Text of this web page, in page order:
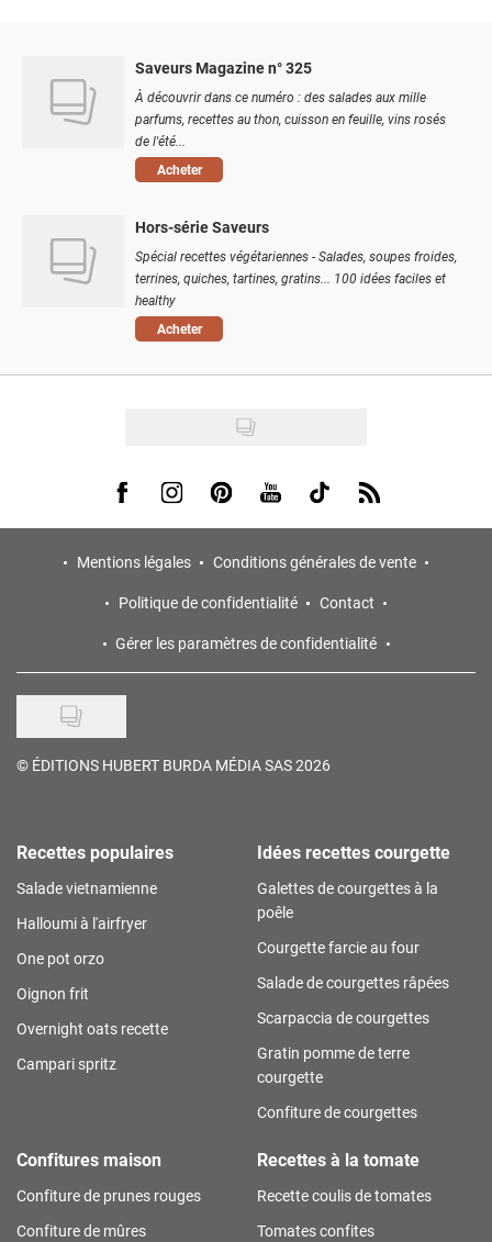
Saveurs Magazine n° 325
À découvrir dans ce numéro : des salades aux mille
parfums, recettes au thon, cuisson en feuille, vins rosés
de l'été...
Acheter
Hors-série Saveurs
Spécial recettes végétariennes - Salades, soupes froides,
terrines, quiches, tartines, gratins... 100 idées faciles et
healthy
Acheter
Visit us on Facebook
Visit us on Instagram
Visit us on Pinterest
Visit us on Youtube
Visit us on Tiktok
Visit us on Rss
Mentions légales
Conditions générales de vente
Politique de confidentialité
Contact
Gérer les paramètres de confidentialité
© ÉDITIONS HUBERT BURDA MÉDIA SAS 2026
Recettes populaires
Salade vietnamienne
Halloumi à l'airfryer
One pot orzo
Oignon frit
Overnight oats recette
Campari spritz
Idées recettes courgette
Galettes de courgettes à la
poêle
Courgette farcie au four
Salade de courgettes râpées
Scarpaccia de courgettes
Gratin pomme de terre
courgette
Confiture de courgettes
Confitures maison
Confiture de prunes rouges
Confiture de mûres
Recettes à la tomate
Recette coulis de tomates
Tomates confites